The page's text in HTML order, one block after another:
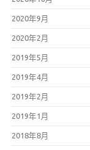
2020年9月
2020年2月
2019年5月
2019年4月
2019年2月
2019年1月
2018年8月